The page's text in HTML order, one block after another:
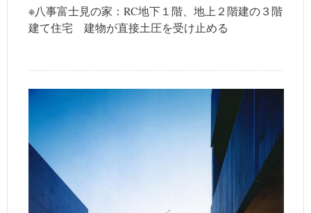
※八事富士見の家：RC地下１階、地上２階建の３階
建て住宅 建物が直接土圧を受け止める